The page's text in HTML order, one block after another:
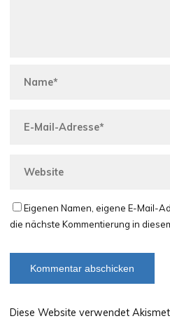
Eigenen Namen, eigene E-Mail-
die nächste Kommentierung in
Diese Website verwendet